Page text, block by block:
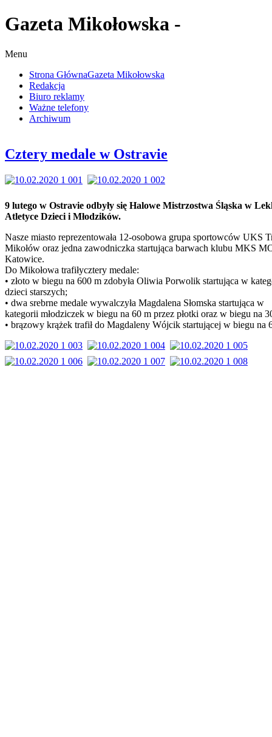
Gazeta Mikołowska -
Menu
Strona GłównaGazeta Mikołowska
Redakcja
Biuro reklamy
Ważne telefony
Archiwum
Cztery medale w Ostravie
9 lutego w Ostravie odbyły się Halowe Mistrzostwa Śląska w
Atletyce Dzieci i Młodzików.
Nasze miasto reprezentowała 12-osobowa grupa sportowców UKS
Mikołów oraz jedna zawodniczka startująca barwach klubu MKS
Katowice.
Do Mikołowa trafiłycztery medale:
• złoto w biegu na 600 m zdobyła Oliwia Porwolik startująca w
dzieci starszych;
• dwa srebrne medale wywalczyła Magdalena Słomska startująca w
kategorii młodziczek w biegu na 60 m przez płotki oraz w biegu na
• brązowy krążek trafił do Magdaleny Wójcik startującej w biegu na